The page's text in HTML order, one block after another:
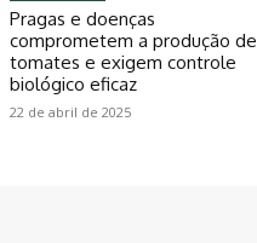
Pragas e doenças
comprometem a produção de
tomates e exigem controle
biológico eficaz
22 de abril de 2025